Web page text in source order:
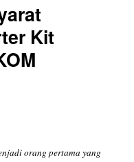
Kit
orang pertama yang